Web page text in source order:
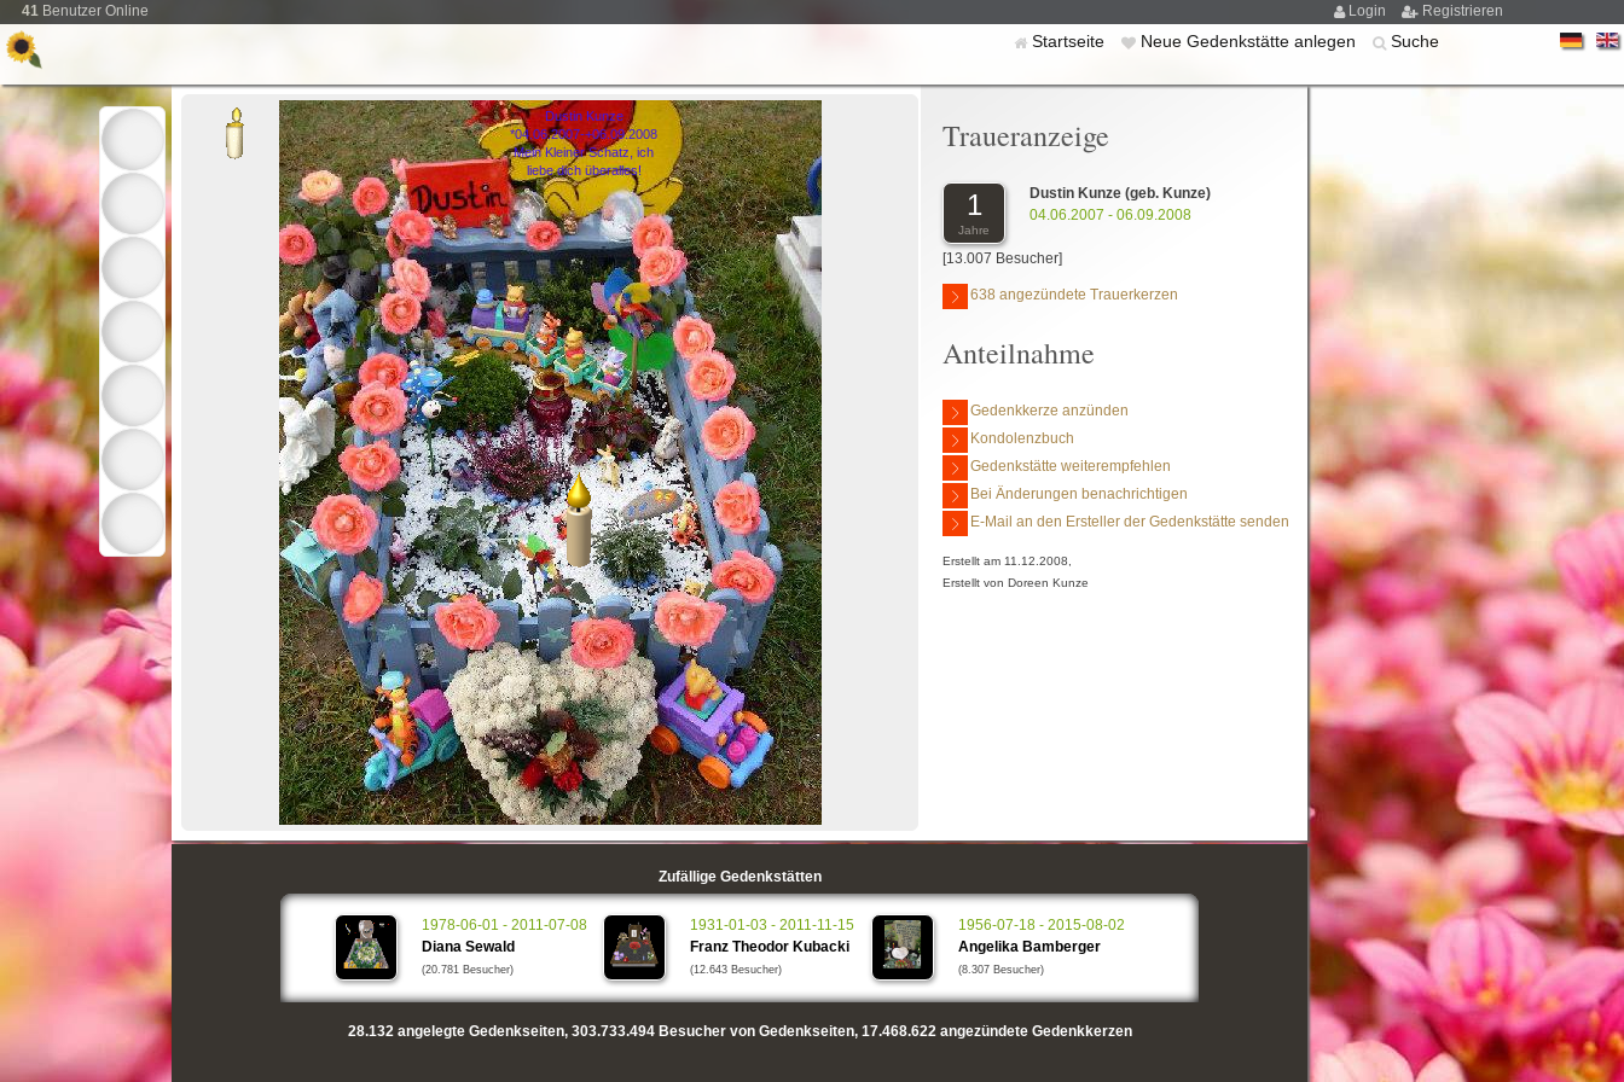
41 Benutzer Online Login Registrieren
Startseite Neue Gedenkstätte anlegen Suche
Dustin Kunze
*04.06.2007-+06.09.2008
Mein Kleiner Schatz, ich
liebe dich überalles!
Traueranzeige
1
Jahre
Dustin Kunze (geb. Kunze)
04.06.2007 - 06.09.2008
[13.007 Besucher]
638 angezündete Trauerkerzen
Anteilnahme
Gedenkkerze anzünden
Kondolenzbuch
Gedenkstätte weiterempfehlen
Bei Änderungen benachrichtigen
E-Mail an den Ersteller der Gedenkstätte senden
Erstellt am 11.12.2008,
Erstellt von Doreen Kunze
Zufällige Gedenkstätten
1978-06-01 - 2011-07-08
Diana Sewald
(20.781 Besucher)
1931-01-03 - 2011-11-15
Franz Theodor Kubacki
(12.643 Besucher)
1956-07-18 - 2015-08-02
Angelika Bamberger
(8.307 Besucher)
28.132angelegte Gedenkseiten, 303.733.494Besucher von Gedenkseiten, 17.468.622angezündete Gedenkkerzen